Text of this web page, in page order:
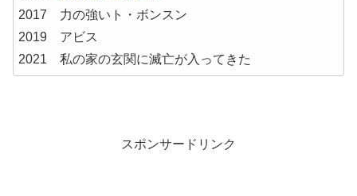
2017 力の強いト・ボンスン
2019 アビス
2021 私の家の玄関に滅亡が入ってきた
スポンサードリンク